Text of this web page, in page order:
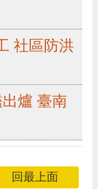
社區防洪
爐 臺南
回最上面